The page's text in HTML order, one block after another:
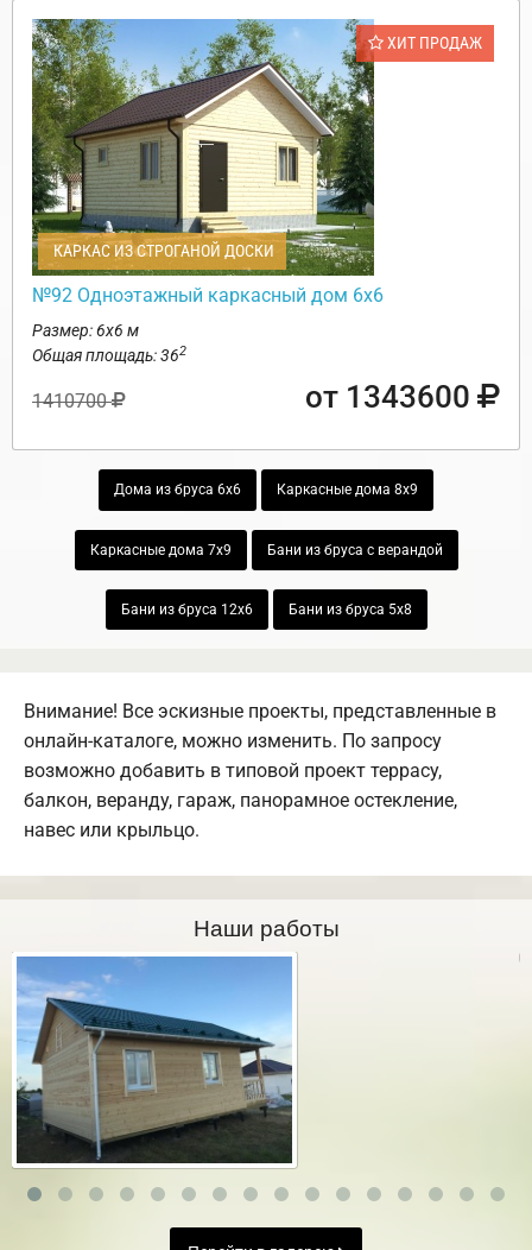
ХИТ ПРОДАЖ
КАРКАС ИЗ СТРОГАНОЙ ДОСКИ
№92 Одноэтажный каркасный дом 6х6
Размер: 6х6 м
Общая площадь: 362
1410700 от 1343600
Дома из бруса 6х6 Каркасные дома 8х9
Каркасные дома 7х9 Бани из бруса с верандой
Бани из бруса 12х6 Бани из бруса 5х8
Внимание! Все эскизные проекты, представленные в
онлайн-каталоге, можно изменить. По запросу
возможно добавить в типовой проект террасу,
балкон, веранду, гараж, панорамное остекление,
навес или крыльцо.
Наши работы